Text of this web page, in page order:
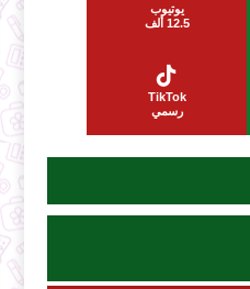
يوتيوب
12.5 ألف
TikTok
رسمي